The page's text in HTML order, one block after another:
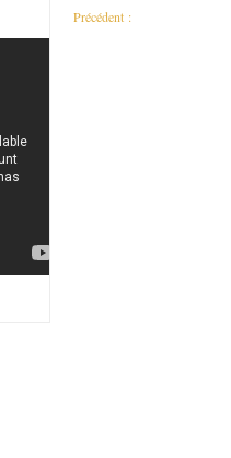
Précédent :